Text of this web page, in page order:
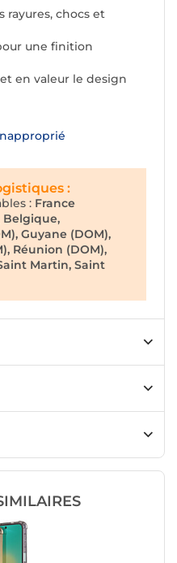
rayures, chocs et
une finition
en valeur le design
:
: France
Guyane (DOM),
Réunion (DOM),
Martin, Saint